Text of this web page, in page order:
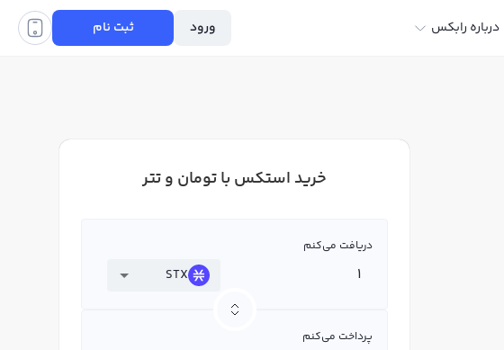
درباره رابکس ورود ثبت نام
خرید استکس با تومان و تتر
دریافت می‌کنم
STX
پرداخت می‌کنم